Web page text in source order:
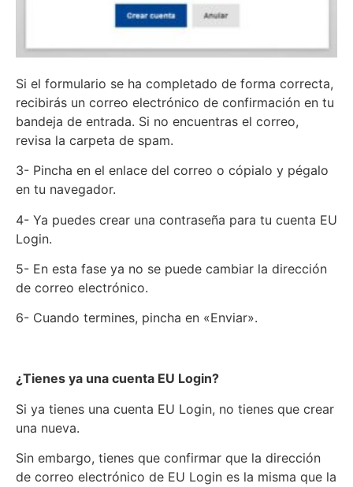
Si el formulario se ha completado de forma correcta,
recibirás un correo electrónico de confirmación en tu
bandeja de entrada. Si no encuentras el correo,
revisa la carpeta de spam.
3- Pincha en el enlace del correo o cópialo y pégalo
en tu navegador.
4- Ya puedes crear una contraseña para tu cuenta EU
Login.
5- En esta fase ya no se puede cambiar la dirección
de correo electrónico.
6- Cuando termines, pincha en «Enviar».
¿Tienes ya una cuenta EU Login?
Si ya tienes una cuenta EU Login, no tienes que crear
una nueva.
Sin embargo, tienes que confirmar que la dirección
de correo electrónico de EU Login es la misma que la